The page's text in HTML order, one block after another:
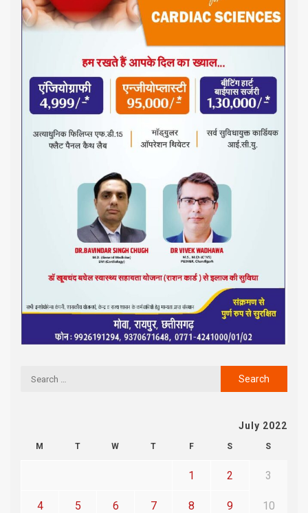
July 2022
M T W T F S S
1 2 3
4 5 6 7 8 9 10